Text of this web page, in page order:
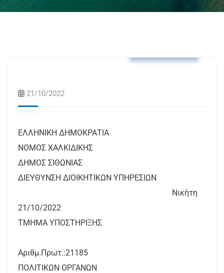
21/10/2022
ΕΛΛΗΝΙΚΗ ΔΗΜΟΚΡΑΤΙΑ
ΝΟΜΟΣ ΧΑΛΚΙΔΙΚΗΣ
ΔΗΜΟΣ ΣΙΘΩΝΙΑΣ
ΔΙΕΥΘΥΝΣΗ ΔΙΟΙΚΗΤΙΚΩΝ ΥΠΗΡΕΣΙΩΝ
Νικήτη
21/10/2022
ΤΜΗΜΑ ΥΠΟΣΤΗΡΙΞΗΣ
Αριθμ.Πρωτ.:21185
ΠΟΛΙΤΙΚΩΝ ΟΡΓΑΝΩΝ